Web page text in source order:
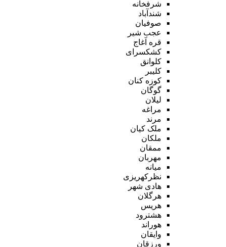
شرفخانه
شندآباد
صوفیان
عجب شیر
قره آغاج
کشکسرای
کلوانق
کلیبر
کوزه کنان
گوگان
لیلان
مراغه
مرند
ملک کیان
ملکان
ممقان
مهربان
میانه
نظرکهریزی
هادی شهر
هرگلان
هریس
هشترود
هوراند
وایقان
ورزقان